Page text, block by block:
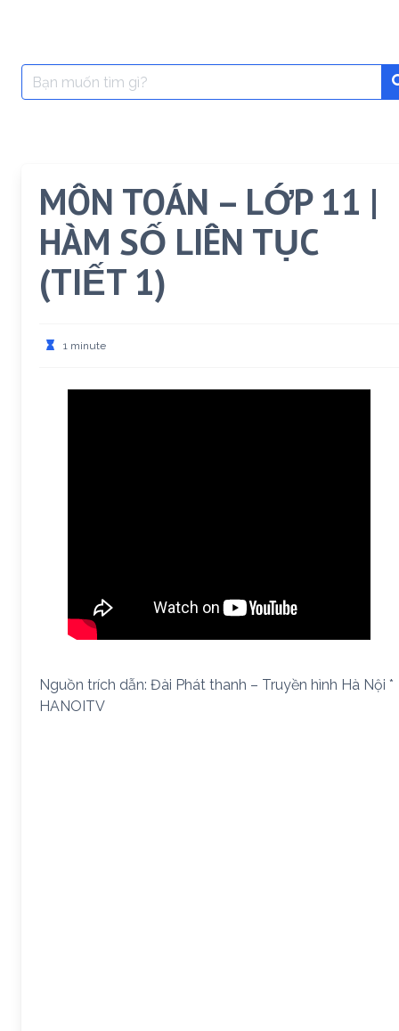
Search
for:
MÔN TOÁN – LỚP 11 |
HÀM SỐ LIÊN TỤC
(TIẾT 1)
1 minute
Nguồn trích dẫn: Đài Phát thanh – Truyền hình Hà Nội *
HANOITV